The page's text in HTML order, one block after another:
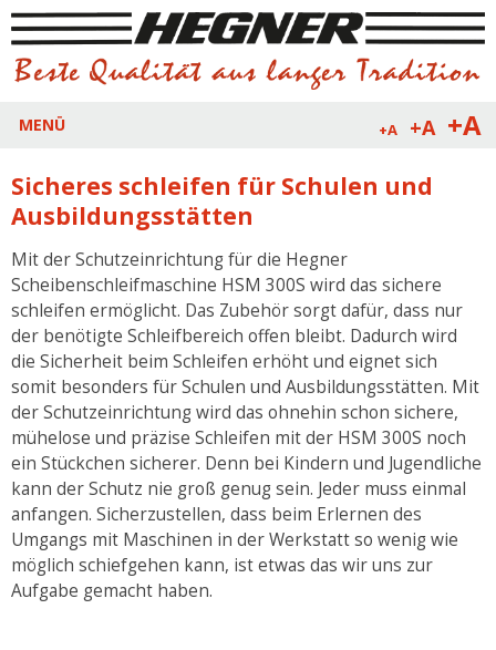
+A +A +A
MENÜ
Sicheres schleifen für Schulen und
Ausbildungsstätten
Mit der Schutzeinrichtung für die Hegner
Scheibenschleifmaschine HSM 300S wird das sichere
schleifen ermöglicht. Das Zubehör sorgt dafür, dass nur
der benötigte Schleifbereich offen bleibt. Dadurch wird
die Sicherheit beim Schleifen erhöht und eignet sich
somit besonders für Schulen und Ausbildungsstätten. Mit
der Schutzeinrichtung wird das ohnehin schon sichere,
mühelose und präzise Schleifen mit der HSM 300S noch
ein Stückchen sicherer. Denn bei Kindern und Jugendliche
kann der Schutz nie groß genug sein. Jeder muss einmal
anfangen. Sicherzustellen, dass beim Erlernen des
Umgangs mit Maschinen in der Werkstatt so wenig wie
möglich schiefgehen kann, ist etwas das wir uns zur
Aufgabe gemacht haben.